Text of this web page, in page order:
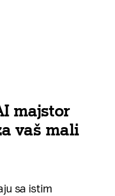
majstor
vaš mali
sa istim